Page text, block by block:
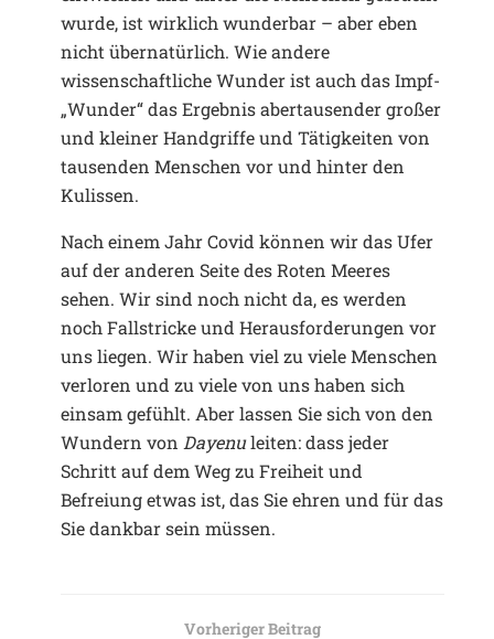
wurde, ist wirklich wunderbar – aber eben
nicht übernatürlich. Wie andere
wissenschaftliche Wunder ist auch das Impf-
„Wunder“ das Ergebnis abertausender großer
und kleiner Handgriffe und Tätigkeiten von
tausenden Menschen vor und hinter den
Kulissen.
Nach einem Jahr Covid können wir das Ufer
auf der anderen Seite des Roten Meeres
sehen. Wir sind noch nicht da, es werden
noch Fallstricke und Herausforderungen vor
uns liegen. Wir haben viel zu viele Menschen
verloren und zu viele von uns haben sich
einsam gefühlt. Aber lassen Sie sich von den
Wundern von Dayenuleiten: dass jeder
Schritt auf dem Weg zu Freiheit und
Befreiung etwas ist, das Sie ehren und für das
Sie dankbar sein müssen.
Vorheriger Beitrag